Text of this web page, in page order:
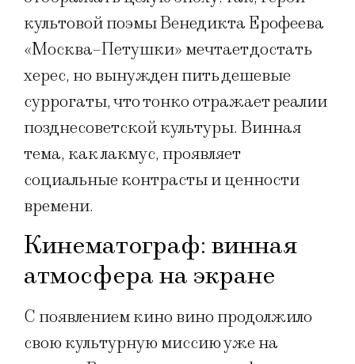
культовой поэмы Венедикта Ерофеева
«Москва–Петушки» мечтает достать
херес, но вынужден пить дешевые
суррогаты, что тонко отражает реалии
позднесоветской культуры. Винная
тема, как лакмус, проявляет
социальные контрасты и ценности
времени.
Кинематограф: винная
атмосфера на экране
С появлением кино вино продолжило
свою культурную миссию уже на